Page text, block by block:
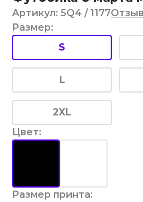
Артикул: 5Q4 / 1177
Размер:
S
L
2XL
Цвет:
Размер принта: